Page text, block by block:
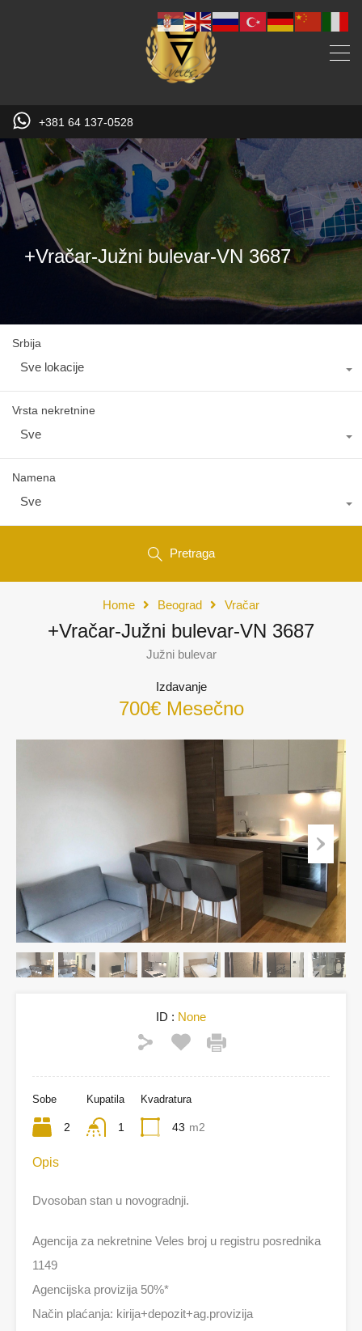
+381 64 137-0528
+Vračar-Južni bulevar-VN 3687
Srbija
Sve lokacije
Vrsta nekretnine
Sve
Namena
Sve
Pretraga
Home Beograd Vračar
+Vračar-Južni bulevar-VN 3687
Južni bulevar
Izdavanje
700€ Mesečno
ID : None
Sobe
2
Kupatila
1
Kvadratura
43 m2
Opis
Dvosoban stan u novogradnji.
Agencija za nekretnine Veles broj u registru posrednika
1149
Agencijska provizija 50%*
Način plaćanja: kirija+depozit+ag.provizija